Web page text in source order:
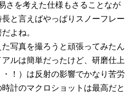
さを考えた仕様もさることなが
と言えばやっぱりスノーフレー
よね。
写真を撮ろうと頑張ってみたん
ルは簡単だったけど、研磨仕上
！）は反射の影響でかなり苦労
計のマクロショットは最高だと